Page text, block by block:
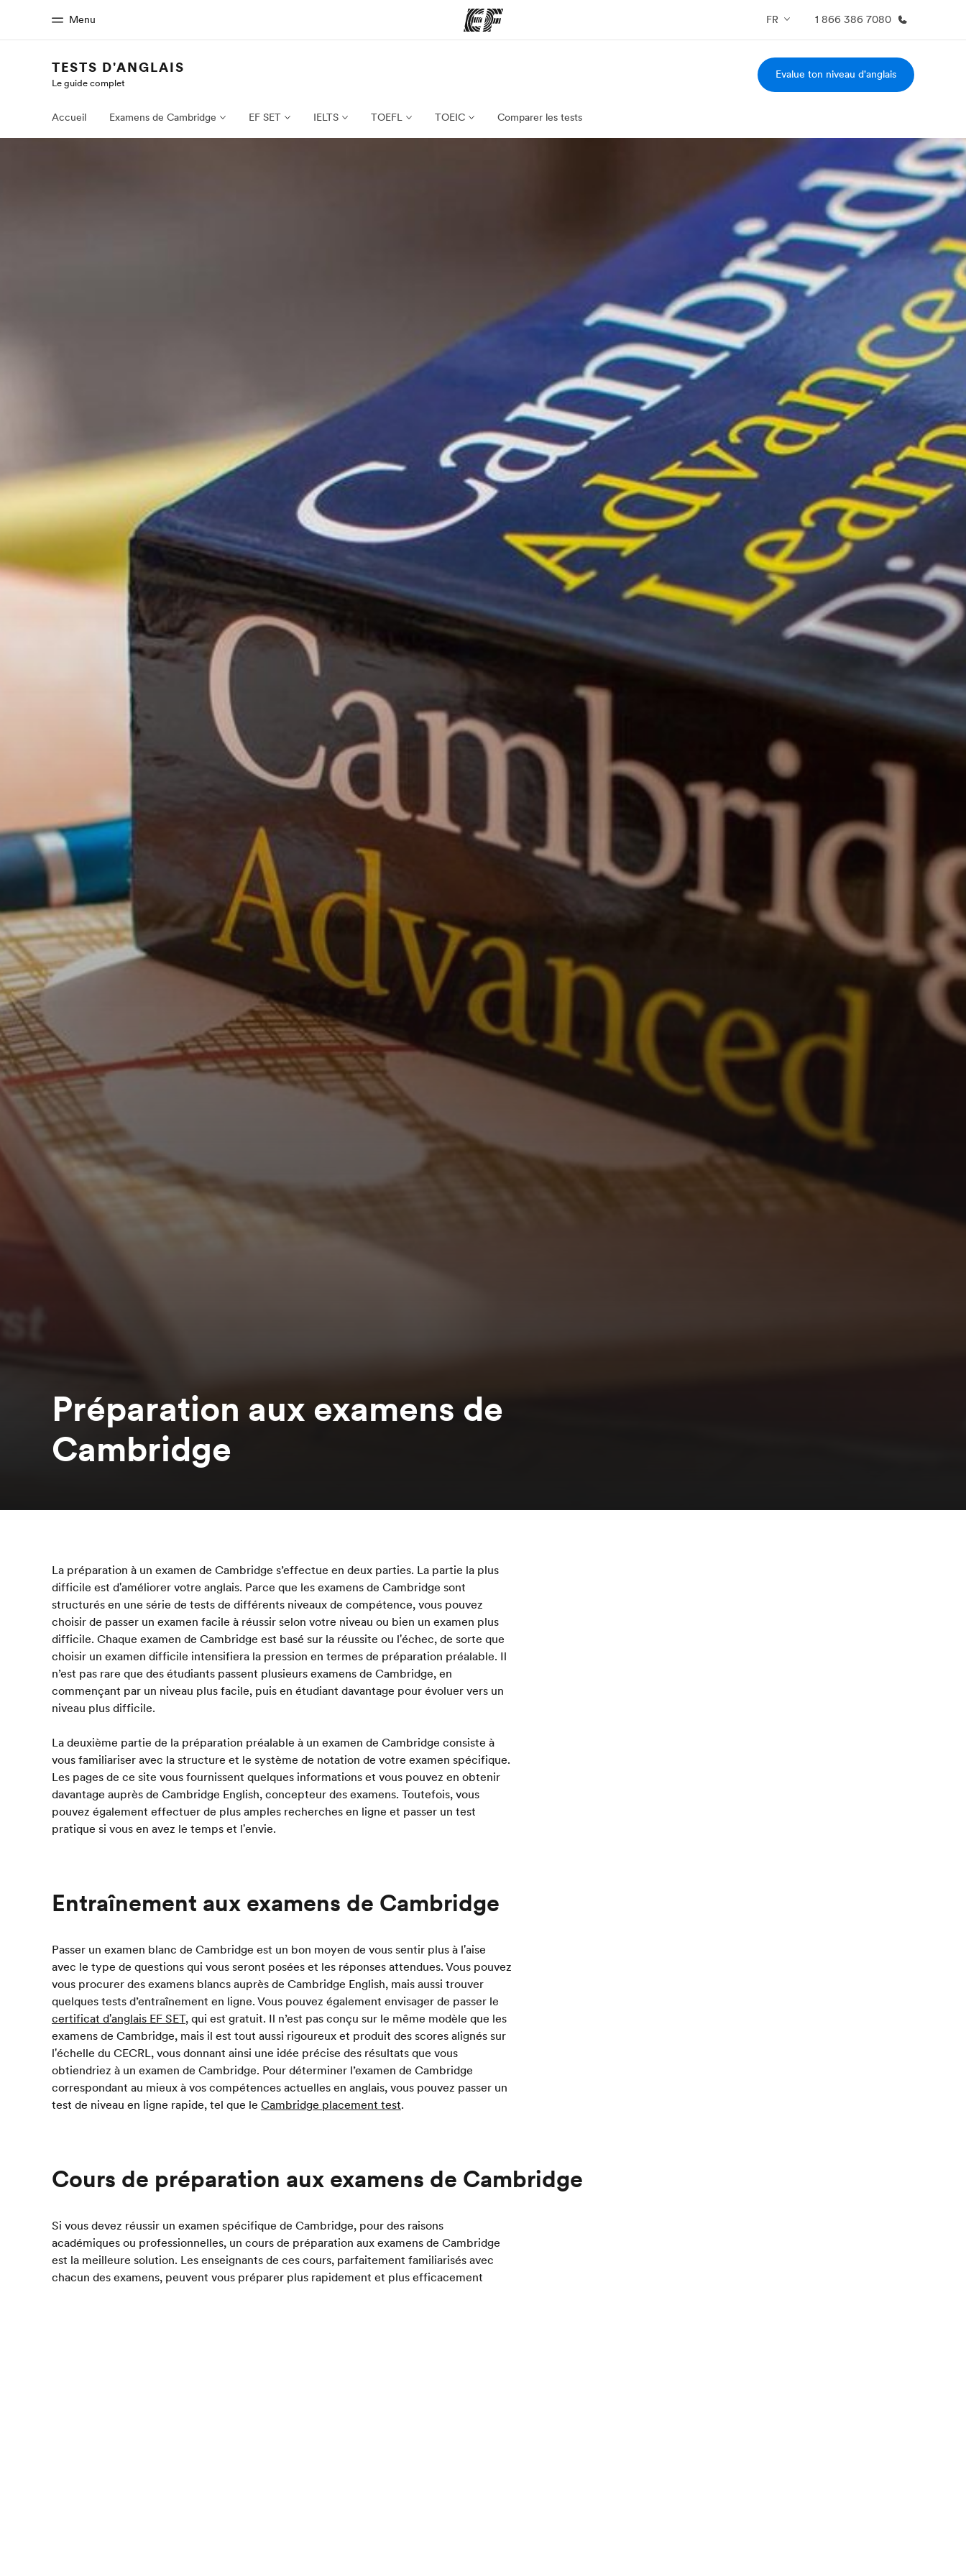
Menu FR 1 866 386 7080
Bienvenue chez EF Nos offres Trouver un bureau
EF recrute
TESTS D'ANGLAIS
Le guide complet
Evalue ton niveau d'anglais
Accueil Examens de Cambridge EF SET IELTS TOEFL TOEIC Comparer les tests
Préparation aux examens de
Cambridge
La préparation à un examen de Cambridge s’effectue en deux parties. La partie la plus
difficile est d'améliorer votre anglais. Parce que les examens de Cambridge sont
structurés en une série de tests de différents niveaux de compétence, vous pouvez
choisir de passer un examen facile à réussir selon votre niveau ou bien un examen plus
difficile. Chaque examen de Cambridge est basé sur la réussite ou l'échec, de sorte que
choisir un examen difficile intensifiera la pression en termes de préparation préalable. Il
n’est pas rare que des étudiants passent plusieurs examens de Cambridge, en
commençant par un niveau plus facile, puis en étudiant davantage pour évoluer vers un
niveau plus difficile.
La deuxième partie de la préparation préalable à un examen de Cambridge consiste à
vous familiariser avec la structure et le système de notation de votre examen spécifique.
Les pages de ce site vous fournissent quelques informations et vous pouvez en obtenir
davantage auprès de Cambridge English, concepteur des examens. Toutefois, vous
pouvez également effectuer de plus amples recherches en ligne et passer un test
pratique si vous en avez le temps et l'envie.
Entraînement aux examens de Cambridge
Passer un examen blanc de Cambridge est un bon moyen de vous sentir plus à l'aise
avec le type de questions qui vous seront posées et les réponses attendues. Vous pouvez
vous procurer des examens blancs auprès de Cambridge English, mais aussi trouver
quelques tests d’entraînement en ligne. Vous pouvez également envisager de passer le
certificat d'anglais EF SET, qui est gratuit. Il n’est pas conçu sur le même modèle que les
examens de Cambridge, mais il est tout aussi rigoureux et produit des scores alignés sur
l'échelle du CECRL, vous donnant ainsi une idée précise des résultats que vous
obtiendriez à un examen de Cambridge. Pour déterminer l’examen de Cambridge
correspondant au mieux à vos compétences actuelles en anglais, vous pouvez passer un
test de niveau en ligne rapide, tel que le Cambridge placement test.
Cours de préparation aux examens de Cambridge
Si vous devez réussir un examen spécifique de Cambridge, pour des raisons
académiques ou professionnelles, un cours de préparation aux examens de Cambridge
est la meilleure solution. Les enseignants de ces cours, parfaitement familiarisés avec
chacun des examens, peuvent vous préparer plus rapidement et plus efficacement